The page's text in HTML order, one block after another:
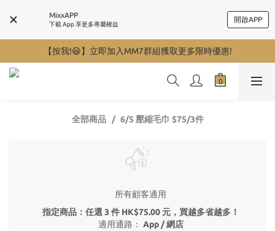
MixxAPP
下載 App 享更多專屬權益
開啟APP
【按我!😆】立即加入MM7群組獲取更多限時優惠!
全部商品 6/5 壓縮毛巾 $75/3件
所有顧客適用
指定商品：任選 3 件 HK$75.00 元，買越多省越多！
適用通路： App / 網店